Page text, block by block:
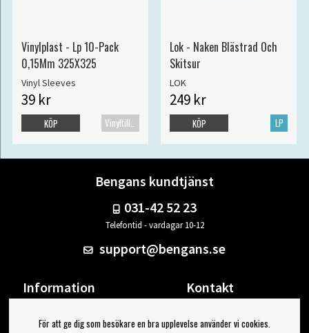
Vinylplast - Lp 10-Pack
0,15Mm 325X325
Vinyl Sleeves
39 kr
KÖP
Lok - Naken Blästrad Och
Skitsur
LOK
249 kr
LP
KÖP
Bengans kundtjänst
031-42 52 23
Telefontid - vardagar 10-12
support@bengans.se
Information
Om Bengans
Kontakt
Din sida
För att ge dig som besökare en bra upplevelse använder vi cookies.